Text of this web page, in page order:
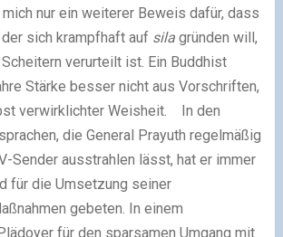
nur ein weiterer Beweis dafür, dass
sich krampfhaft auf silagründen will,
verurteilt ist. Ein Buddhist
Stärke besser nicht aus Vorschriften,
verwirklichter Weisheit.
In den
die General Prayuth regelmäßig
Sender ausstrahlen lässt, hat er immer
für die Umsetzung seiner
gebeten. In einem
für den sparsamen Umgang mit